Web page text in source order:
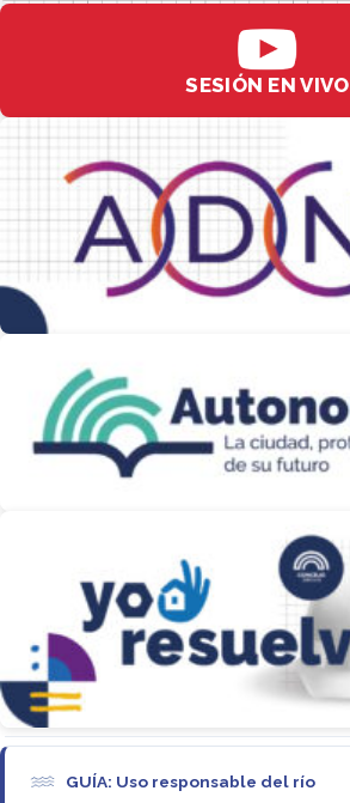
SESIÓN EN VIVO
GUÍA: Uso responsable del río